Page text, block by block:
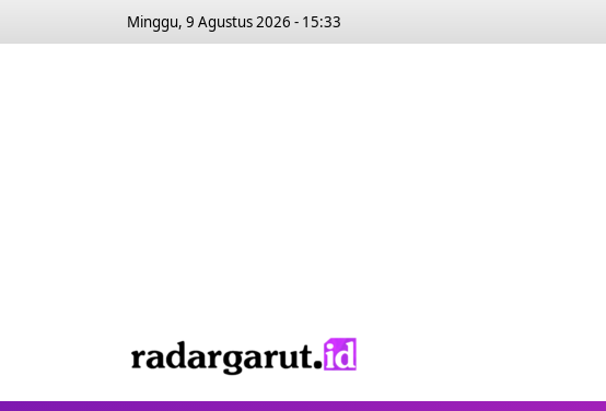
Minggu, 9 Agustus 2026 - 15:33